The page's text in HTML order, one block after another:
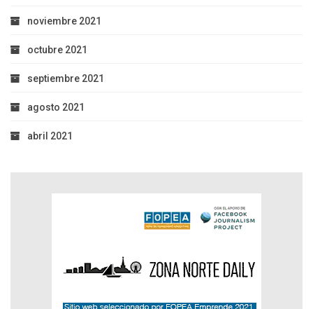
noviembre 2021
octubre 2021
septiembre 2021
agosto 2021
abril 2021